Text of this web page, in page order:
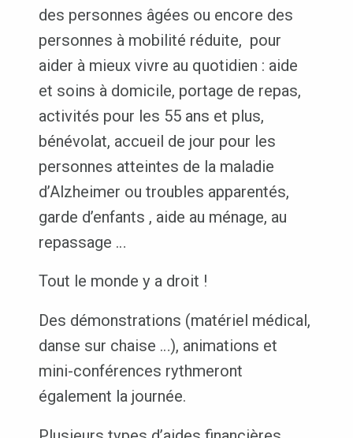
des personnes âgées ou encore des
personnes à mobilité réduite, pour
aider à mieux vivre au quotidien : aide
et soins à domicile, portage de repas,
activités pour les 55 ans et plus,
bénévolat, accueil de jour pour les
personnes atteintes de la maladie
d’Alzheimer ou troubles apparentés,
garde d’enfants , aide au ménage, au
repassage …
Tout le monde y a droit !
Des démonstrations (matériel médical,
danse sur chaise …), animations et
mini-conférences rythmeront
également la journée.